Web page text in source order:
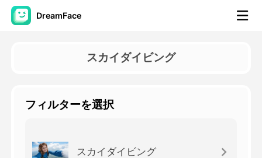
DreamFace
製品ニュース製品案内会社案内
人工知能の写真
スカイダイビング
フィルターを選択
スカイダイビング